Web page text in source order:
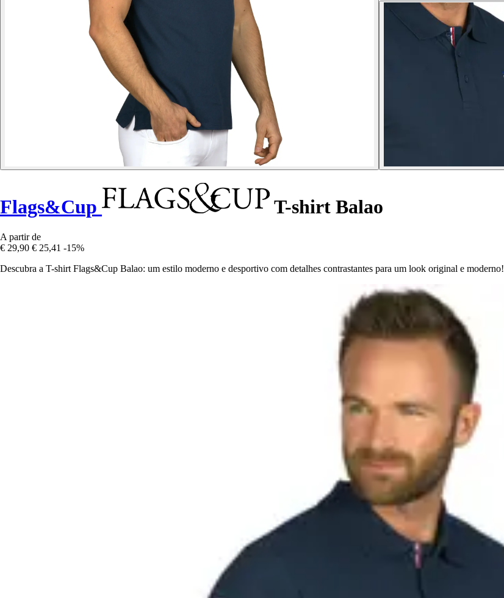
Flags&Cup T-shirt Balao
A partir de
€ 29,90 € 25,41 -15%
Descubra a T-shirt Flags&Cup Balao: um estilo moderno e desportivo com detalhes contrastantes para um look original e moderno!